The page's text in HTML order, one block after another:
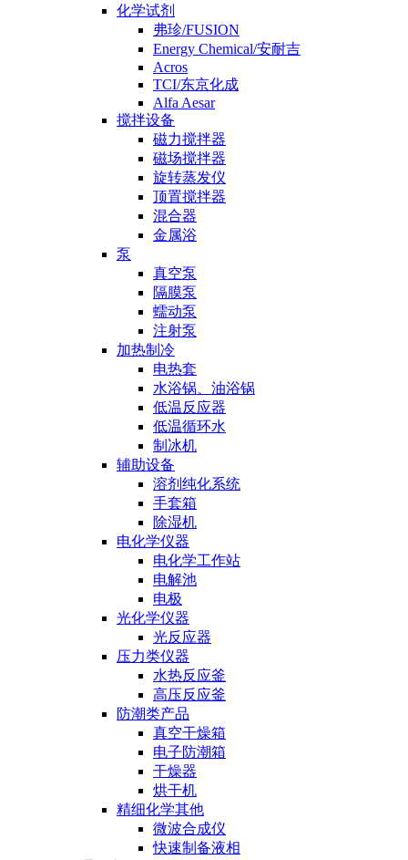
化学试剂
弗珍/FUSION
Energy Chemical/安耐吉
Acros
TCI/东京化成
Alfa Aesar
搅拌设备
磁力搅拌器
磁场搅拌器
旋转蒸发仪
顶置搅拌器
混合器
金属浴
泵
真空泵
隔膜泵
蠕动泵
注射泵
加热制冷
电热套
水浴锅、油浴锅
低温反应器
低温循环水
制冰机
辅助设备
溶剂纯化系统
手套箱
除湿机
电化学仪器
电化学工作站
电解池
电极
光化学仪器
光反应器
压力类仪器
水热反应釜
高压反应釜
防潮类产品
真空干燥箱
电子防潮箱
干燥器
烘干机
精细化学其他
微波合成仪
快速制备液相